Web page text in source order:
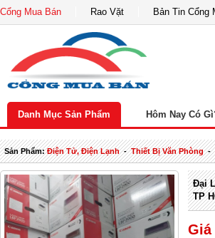
Cổng Mua Bán Rao Vặt Bản Tin Cổng
Danh Mục Sản Phẩm Hôm Nay Có
Sản Phẩm:Điện Tử, Điện Lạnh-Thiết Bị Văn Phòng-
Đại
TP
Giá